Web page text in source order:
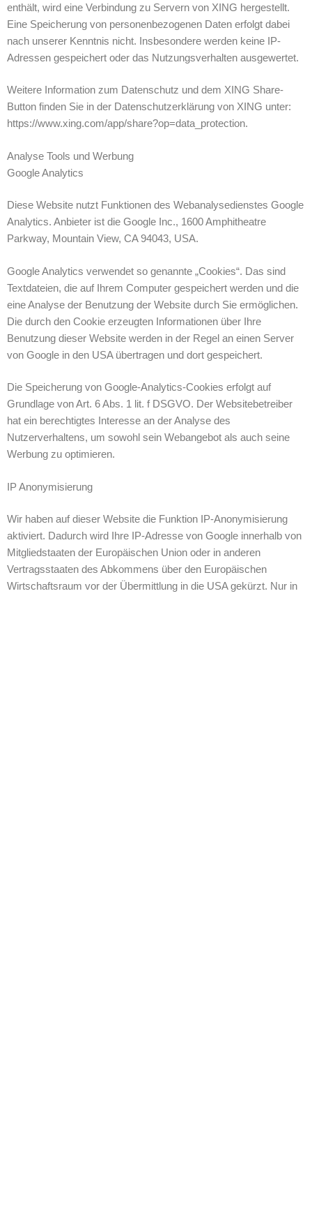
enthält, wird eine Verbindung zu Servern von XING hergestellt.
Eine Speicherung von personenbezogenen Daten erfolgt dabei
nach unserer Kenntnis nicht. Insbesondere werden keine IP-
Adressen gespeichert oder das Nutzungsverhalten ausgewertet.
Weitere Information zum Datenschutz und dem XING Share-
Button finden Sie in der Datenschutzerklärung von XING unter:
https://www.xing.com/app/share?op=data_protection.
Analyse Tools und Werbung
Google Analytics
Diese Website nutzt Funktionen des Webanalysedienstes Google
Analytics. Anbieter ist die Google Inc., 1600 Amphitheatre
Parkway, Mountain View, CA 94043, USA.
Google Analytics verwendet so genannte „Cookies“. Das sind
Textdateien, die auf Ihrem Computer gespeichert werden und die
eine Analyse der Benutzung der Website durch Sie ermöglichen.
Die durch den Cookie erzeugten Informationen über Ihre
Benutzung dieser Website werden in der Regel an einen Server
von Google in den USA übertragen und dort gespeichert.
Die Speicherung von Google-Analytics-Cookies erfolgt auf
Grundlage von Art. 6 Abs. 1 lit. f DSGVO. Der Websitebetreiber
hat ein berechtigtes Interesse an der Analyse des
Nutzerverhaltens, um sowohl sein Webangebot als auch seine
Werbung zu optimieren.
IP Anonymisierung
Wir haben auf dieser Website die Funktion IP-Anonymisierung
aktiviert. Dadurch wird Ihre IP-Adresse von Google innerhalb von
Mitgliedstaaten der Europäischen Union oder in anderen
Vertragsstaaten des Abkommens über den Europäischen
Wirtschaftsraum vor der Übermittlung in die USA gekürzt. Nur in